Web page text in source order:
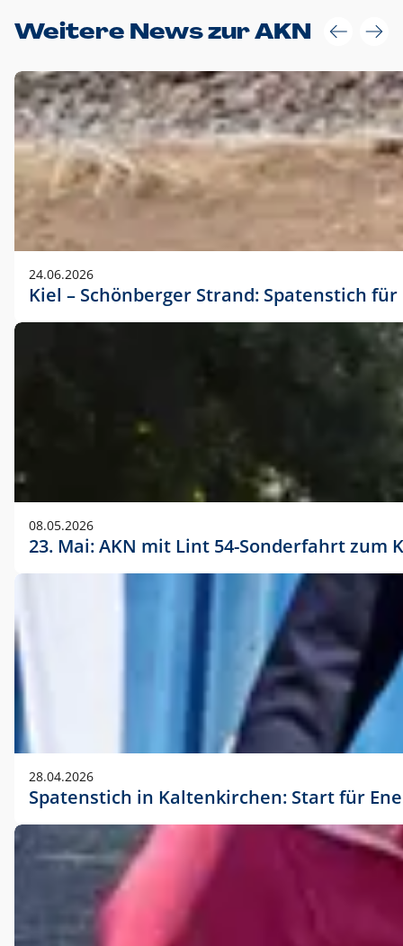
Weitere News zur AKN
24.06.2026
Kiel – Schönberger Strand: Spatenstich
08.05.2026
23. Mai: AKN mit Lint 54-Sonderfahrt
28.04.2026
Spatenstich in Kaltenkirchen: Start für